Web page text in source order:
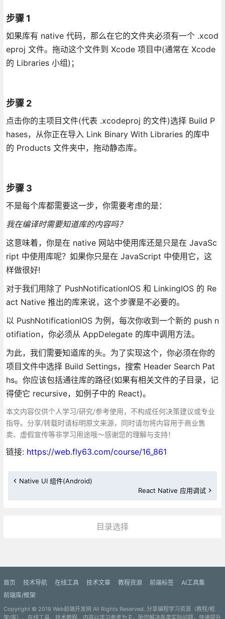
步骤 1
如果库有 native 代码，那么在它的文件夹必须有一个 .xcod
eproj 文件。拖动这个文件到 Xcode 项目中(通常在 Xcode
的 Libraries 小组)；
步骤 2
点击你的主项目文件(代表 .xcodeproj 的文件)选择 Build P
hases，从你正在导入 Link Binary With Libraries 的库中
的 Products 文件夹中，拖动静态库。
步骤 3
不是每个库都需要这一步，你需要考虑的是：
我在编译时需要知道库的内容吗？
这意味着，你是在 native 网站中使用库还是只是在 JavaSc
ript 中使用库呢？如果你只是在 JavaScript 中使用它，这
样做很好!
对于我们用除了 PushNotificationIOS 和 LinkingIOS 的 Re
act Native 推出的库来说，这个步骤是不必要的。
以 PushNotificationIOS 为例，每次你收到一个新的 push n
otifiation，你必须从 AppDelegate 的库中调用方法。
为此，我们需要知道库的头。为了实现这个，你必须在你的
项目文件中选择 Build Settings，搜索 Header Search Pat
hs。你应该包括通往库的路径(如果有相关文件的子目录，记
得使它 recursive，如例子中的 React)。
本文内容仅供个人学习/研究/参考使用，不构成任何决策建议或专业
指导。分享/转载时请标明原文来源，同时请勿将内容用于商业售
卖、虚假宣传等非学习用途哦～感谢您的理解与支持！
链接: https://web.fly63.com/course/16_861
Native UI 组件(Android)
React Native 应用调试
目录选择
首页 技术导航 在线工具 技术文章 教程资源 前端标签
AI工具集
前端库/框架